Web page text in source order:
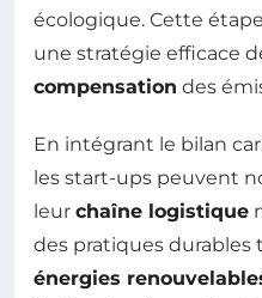
écologique. Cette
une stratégie efficace
compensation des
En intégrant le bilan
les start-ups peuvent
leur chaîne logistique
des pratiques durables
énergies